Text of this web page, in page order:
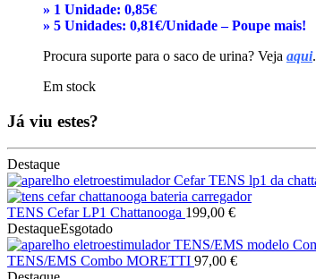
» 1 Unidade: 0,85€
» 5 Unidades: 0,81€/Unidade – Poupe mais!
Procura suporte para o saco de urina? Veja aqui.
Em stock
Já viu estes?
Destaque
TENS Cefar LP1 Chattanooga 199,00 €
DestaqueEsgotado
TENS/EMS Combo MORETTI 97,00 €